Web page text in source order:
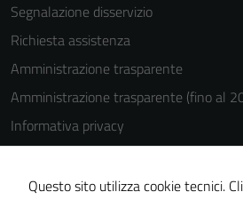
Segnalazione disservizio
Richiesta assistenza
Amministrazione trasparente
Amministrazione trasparente (fino al
Informativa privacy
Cookie Policy
Note legali
Questo sito utilizza cookie tecnici.